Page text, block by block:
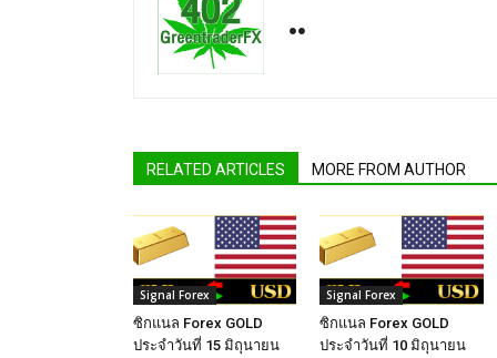
RELATED ARTICLES MORE FROM AUTHOR
Signal Forex
ซิกแนล Forex GOLD
ประจำวันที่ 15 มิถุนายน
Signal Forex
ซิกแนล Forex GOLD
ประจำวันที่ 10 มิถุนายน